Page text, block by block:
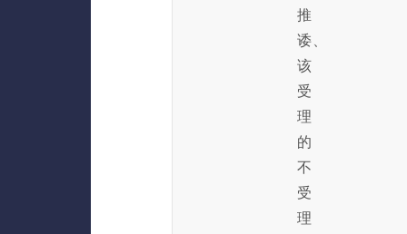
推
诿、
该
受
理
的
不
受
理